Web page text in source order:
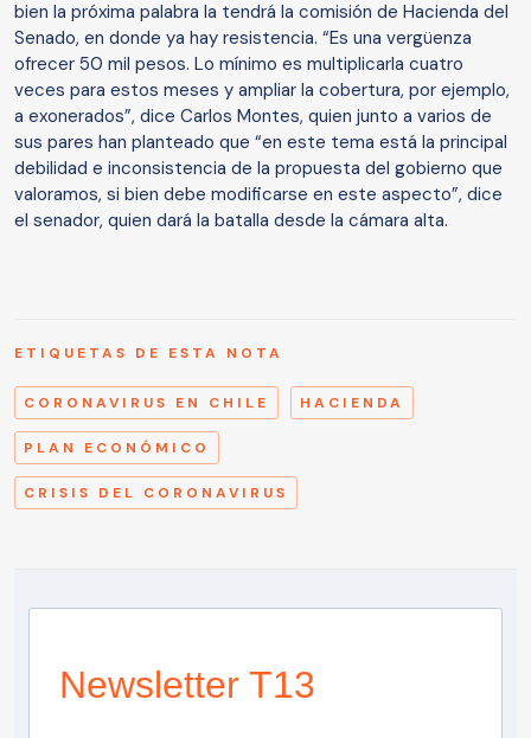
bien la próxima palabra la tendrá la comisión de Hacienda del
Senado, en donde ya hay resistencia. “Es una vergüenza
ofrecer 50 mil pesos. Lo mínimo es multiplicarla cuatro
veces para estos meses y ampliar la cobertura, por ejemplo,
a exonerados”, dice Carlos Montes, quien junto a varios de
sus pares han planteado que “en este tema está la principal
debilidad e inconsistencia de la propuesta del gobierno que
valoramos, si bien debe modificarse en este aspecto”, dice
el senador, quien dará la batalla desde la cámara alta.
ETIQUETAS DE ESTA NOTA
CORONAVIRUS EN CHILE HACIENDA
PLAN ECONÓMICO
CRISIS DEL CORONAVIRUS
Newsletter T13